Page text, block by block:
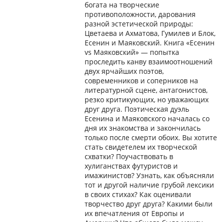
богата на творческие
противоположности, дарования
разной эстетической природы:
Цветаева и Ахматова, Гумилев и Блок,
Есенин и Маяковский. Книга «Есенин
vs Маяковский» — попытка
проследить канву взаимоотношений
двух ярчайших поэтов,
современников и соперников на
литературной сцене, антагонистов,
резко критикующих, но уважающих
друг друга. Поэтическая дуэль
Есенина и Маяковского началась со
дня их знакомства и закончилась
только после смерти обоих. Вы хотите
стать свидетелем их творческой
схватки? Поучаствовать в
хулиганствах футуристов и
имажинистов? Узнать, как объясняли
тот и другой наличие грубой лексики
в своих стихах? Как оценивали
творчество друг друга? Какими были
их впечатления от Европы и